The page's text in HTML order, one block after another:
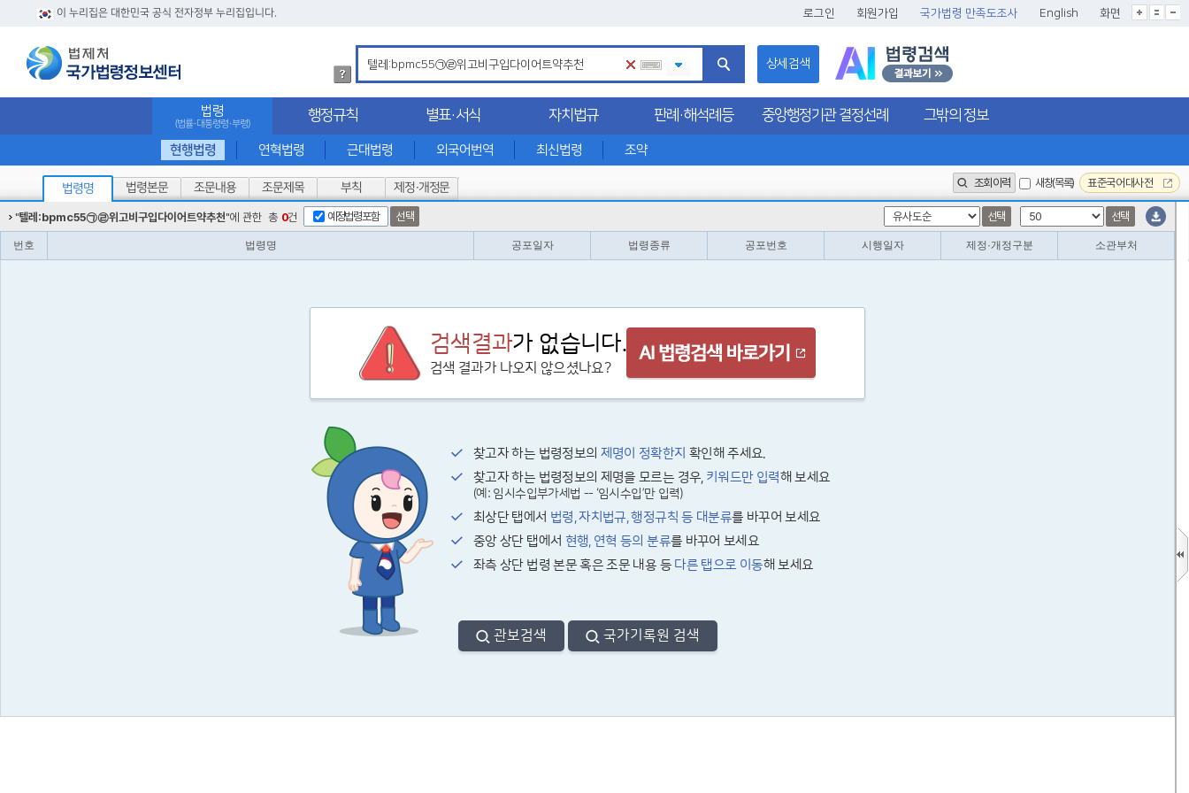
이 누리집은 대한민국 공식 전자정부 누리집입니다. 로그인 회원가입 국가법령 만족도조사 English 화면
글씨크기확대
글씨크기확대초기화
글씨크기축소
법
령
검
색
세
내
용
확
상세검색
법령
(법률·대통령령·부령)
현행법령 연혁법령 근대법령 외국어번역 최신법령 조약
행정규칙 별표·서식 자치법규 판례·해석례등 중앙행정기관 결정선례 그밖의 정보
법령명 법령본문 조문내용 조문제목 부칙 제정·개정문 조회이력 새창(목록) 표준국어대사전
"텔레:bpmc55㉠㉣위고비구입다이어트약추천"에 관한 총 0건 예정법령포함 선택 선택 선택
번호 법령명 공포일자 법령종류 공포번호 시행일자 제정·개정구분 소관부처
검색결과가 없습니다.
검색 결과가 나오지 않으셨나요?
찾고자 하는 법령정보의 제명이 정확한지 확인해 주세요.
찾고자 하는 법령정보의 제명을 모르는 경우, 키워드만 입력해 보세요
(예: 임시수입부가세법 -- ‘임시수입’만 입력)
최상단 탭에서 법령, 자치법규, 행정규칙 등 대분류를 바꾸어 보세요
중앙 상단 탭에서 현행, 연혁 등의 분류를 바꾸어 보세요
좌측 상단 법령 본문 혹은 조문 내용 등 다른 탭으로 이동해 보세요
관보검색 국가기록원 검색